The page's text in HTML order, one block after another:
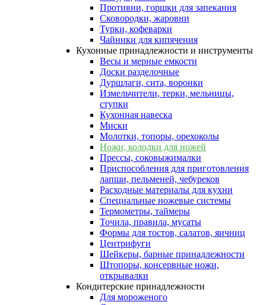
Противни, горшки для запекания
Сковородки, жаровни
Турки, кофеварки
Чайники для кипячения
Кухонные принадлежности и инструменты
Весы и мерные емкости
Доски разделочные
Дуршлаги, сита, воронки
Измельчители, терки, мельницы,
ступки
Кухонная навеска
Миски
Молотки, топоры, орехоколы
Ножи, колодки для ножей
Прессы, соковыжималки
Приспособления для приготовления
лапши, пельменей, чебуреков
Расходные материалы для кухни
Специальные ножевые системы
Термометры, таймеры
Точила, правила, мусаты
Формы для тостов, салатов, яичниц
Центрифуги
Шейкеры, барные принадлежности
Штопоры, консервные ножи,
открывалки
Кондитерские принадлежности
Для мороженого